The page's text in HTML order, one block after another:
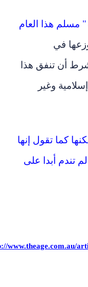
هذا العام
توزعها في
أن تنفق هذا
وغير
كما تقول إنها
أبدا على
http://